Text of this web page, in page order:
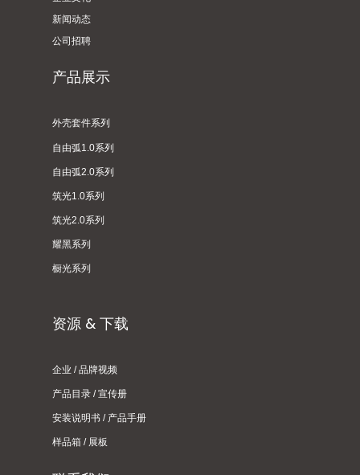
新闻动态
公司招聘
产品展示
外壳套件系列
自由弧1.0系列
自由弧2.0系列
筑光1.0系列
筑光2.0系列
耀黑系列
橱光系列
资源 & 下载
企业 / 品牌视频
产品目录 / 宣传册
安装说明书 / 产品手册
样品箱 / 展板